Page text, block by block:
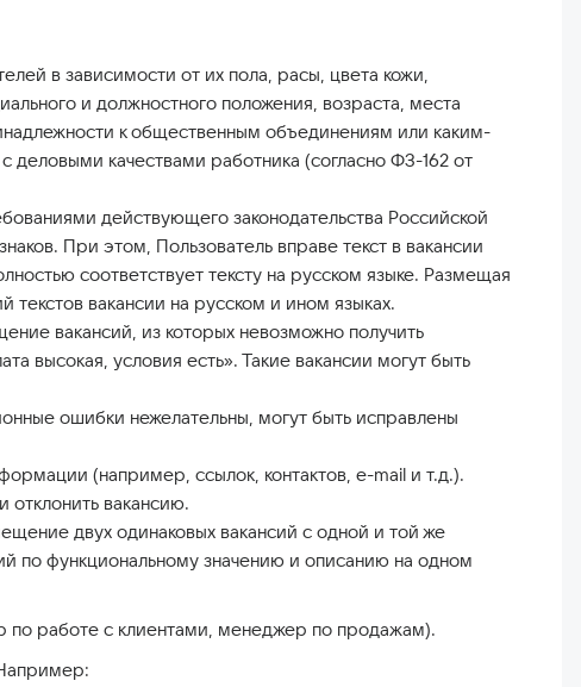
в зависимости от их пола, расы, цвета кожи,
и должностного положения, возраста, места
к общественным объединениям или каким-
деловыми качествами работника (согласно ФЗ-162 от
действующего законодательства Российской
При этом, Пользователь вправе текст в вакансии
соответствует тексту на русском языке. Размещая
текстов вакансии на русском и ином языках.
вакансий, из которых невозможно получить
высокая, условия есть». Такие вакансии могут быть
ошибки нежелательны, могут быть исправлены
(например, ссылок, контактов, e-mail и т.д.).
вакансию.
двух одинаковых вакансий с одной и той же
по функциональному значению и описанию на одном
по работе с клиентами, менеджер по продажам).